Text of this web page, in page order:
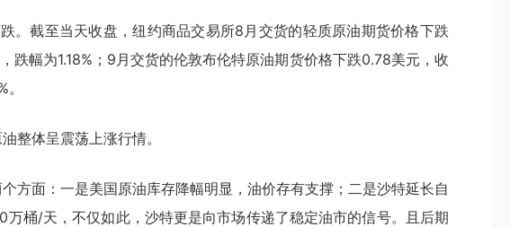
。截至当天收盘，纽约商品交易所8月交货的轻质原油期货价格下跌
跌幅为1.18%；9月交货的伦敦布伦特原油期货价格下跌0.78美元，收
整体呈震荡上涨行情。
方面：一是美国原油库存降幅明显，油价存有支撑；二是沙特延长自
万桶/天，不仅如此，沙特更是向市场传递了稳定油市的信号。且后期